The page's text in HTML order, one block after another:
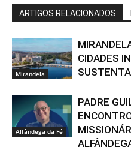
ARTIGOS RELACIONADOS
Mirandela
CIDADES
Alfândega da Fé
PADRE